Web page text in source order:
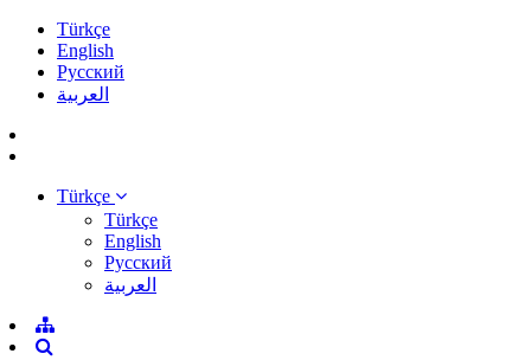
Türkçe
English
Pусский
العربية
Türkçe
Türkçe
English
Pусский
العربية